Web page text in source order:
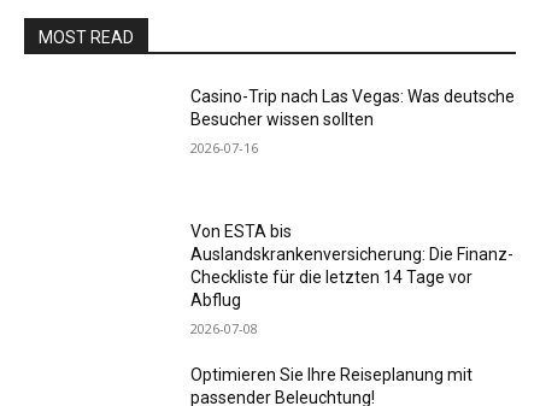
MOST READ
Casino-Trip nach Las Vegas: Was deutsche
Besucher wissen sollten
2026-07-16
Von ESTA bis
Auslandskrankenversicherung: Die Finanz-
Checkliste für die letzten 14 Tage vor
Abflug
2026-07-08
Optimieren Sie Ihre Reiseplanung mit
passender Beleuchtung!